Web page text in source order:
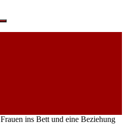
Frauen ins Bett und eine Beziehung